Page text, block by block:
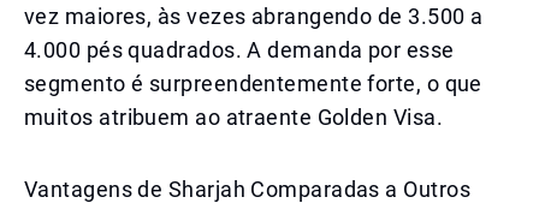
vez maiores, às vezes abrangendo de 3.500 a
4.000 pés quadrados. A demanda por esse
segmento é surpreendentemente forte, o que
muitos atribuem ao atraente Golden Visa.
Vantagens de Sharjah Comparadas a Outros